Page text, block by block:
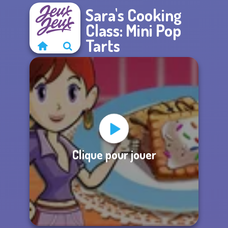
Sara's Cooking
Class: Mini Pop
Tarts
Clique pour jouer